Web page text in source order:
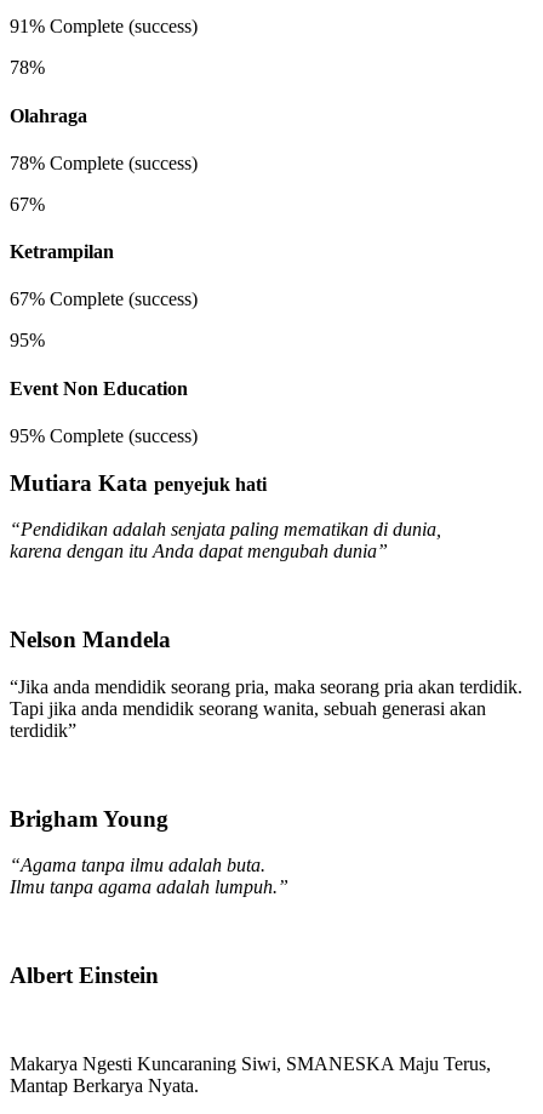
91% Complete (success)
78%
Olahraga
78% Complete (success)
67%
Ketrampilan
67% Complete (success)
95%
Event Non Education
95% Complete (success)
Mutiara Kata penyejuk hati
“Pendidikan adalah senjata paling mematikan di dunia,
karena dengan itu Anda dapat mengubah dunia”
Nelson Mandela
“Jika anda mendidik seorang pria, maka seorang pria akan terdidik.
Tapi jika anda mendidik seorang wanita, sebuah generasi akan
terdidik”
Brigham Young
“Agama tanpa ilmu adalah buta.
Ilmu tanpa agama adalah lumpuh.”
Albert Einstein
Makarya Ngesti Kuncaraning Siwi, SMANESKA Maju Terus,
Mantap Berkarya Nyata.